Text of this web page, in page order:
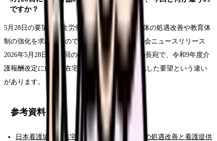
ですか？
5月28日の要望は厚生労働大臣宛で、看護職全体の処遇改善や教育体
制の強化を求めたものです(Source: 日本看護協会ニュースリリース
2026年5月28日)。今回の6月9日公表分は老健局長宛で、令和9年度介
護報酬改定に向けて在宅・介護施設領域に特化した要望という違い
があります。
参考資料
日本看護協会「在宅・施設領域の看護職員の処遇改善と看護提供